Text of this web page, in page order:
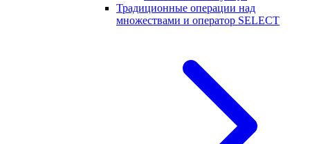
Традиционные операции над
множествами и оператор SELECT